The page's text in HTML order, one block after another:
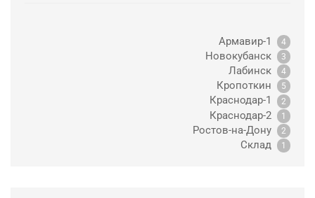
Армавир-1 4
Новокубанск 3
Лабинск 4
Кропоткин 5
Краснодар-1 2
Краснодар-2 1
Ростов-на-Дону 2
Склад 1